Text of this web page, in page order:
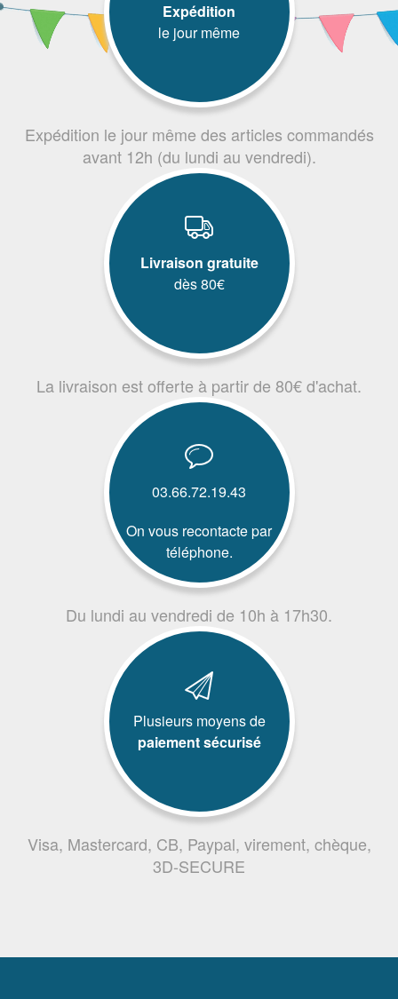
Expédition
le jour même
Expédition le jour même des articles commandés
avant 12h (du lundi au vendredi).
Livraison gratuite
dès 80€
La livraison est offerte à partir de 80€ d'achat.
03.66.72.19.43
On vous recontacte par
téléphone.
Du lundi au vendredi de 10h à 17h30.
Plusieurs moyens de
paiement sécurisé
Visa, Mastercard, CB, Paypal, virement, chèque,
3D-SECURE